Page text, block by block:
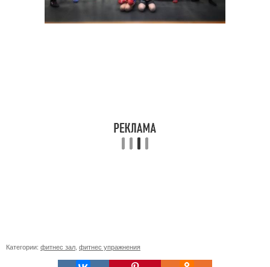
Категории: фитнес зал фитнес упражнения